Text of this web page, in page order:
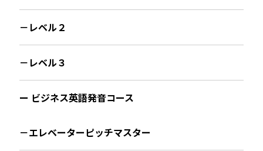
－レベル２
－レベル３
ー ビジネス英語発音コース
－エレベーターピッチマスター